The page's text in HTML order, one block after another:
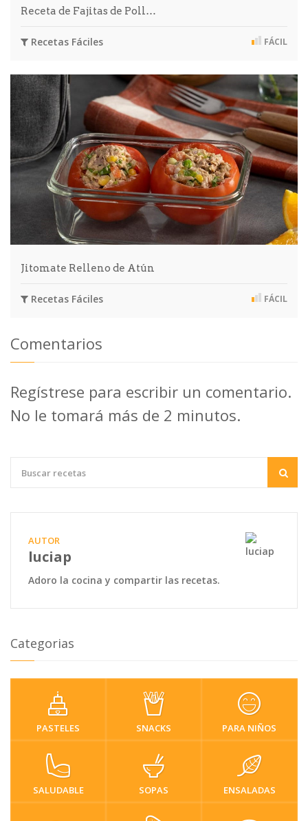
Receta de Fajitas de Poll…
Recetas Fáciles FÁCIL
Jitomate Relleno de Atún
Recetas Fáciles FÁCIL
Comentarios
Regístrese para escribir un comentario.
No le tomará más de 2 minutos.
AUTOR
luciap
Adoro la cocina y compartir las recetas.
Categorias
PASTELES SNACKS PARA NIÑOS
SALUDABLE SOPAS ENSALADAS